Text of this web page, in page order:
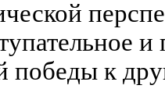
победы к